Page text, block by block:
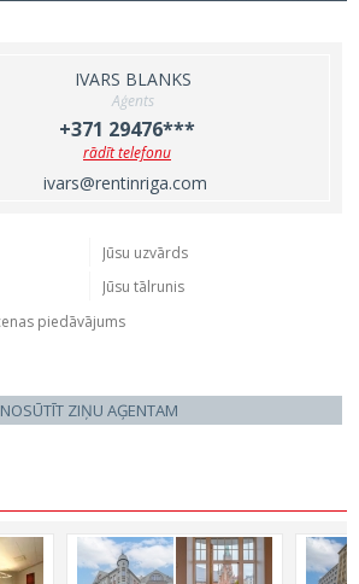
IVARS BLANKS
Aģents
+371 29476***
rādīt telefonu
ivars@rentinriga.com
NOSŪTĪT ZIŅU AĢENTAM